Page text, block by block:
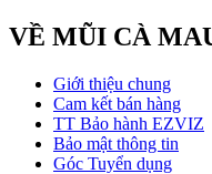
VỀ MŨI CÀ
Giới thiệu chung
Cam kết bán hàng
TT Bảo hành EZVIZ
Bảo mật thông tin
Góc Tuyển dụng